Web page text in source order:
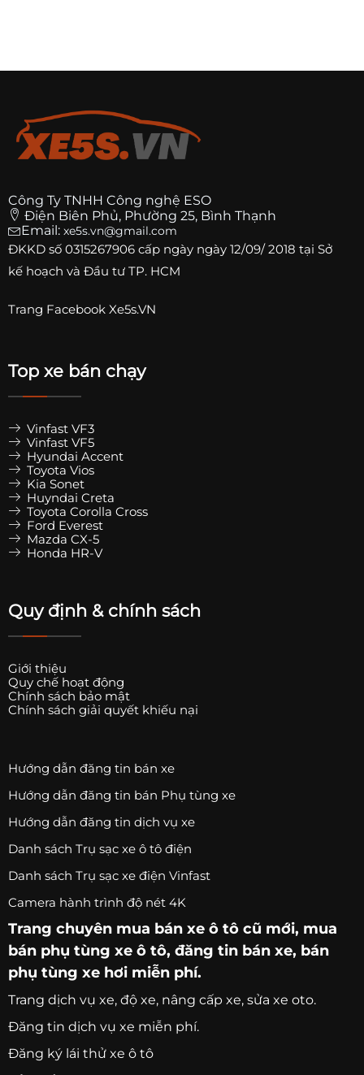
Công Ty TNHH Công nghệ ESO
Điện Biên Phủ, Phường 25, Bình Thạnh
Email: xe5s.vn@gmail.com
ĐKKD số 0315267906 cấp ngày ngày 12/09/ 2018 tại Sở
kế hoạch và Đầu tư TP. HCM
Trang Facebook Xe5s.VN
Top xe bán chạy
Vinfast VF3
Vinfast VF5
Hyundai Accent
Toyota Vios
Kia Sonet
Huyndai Creta
Toyota Corolla Cross
Ford Everest
Mazda CX-5
Honda HR-V
Quy định & chính sách
Giới thiệu
Quy chế hoạt động
Chính sách bảo mật
Chính sách giải quyết khiếu nại
Hướng dẫn đăng tin bán xe
Hướng dẫn đăng tin bán Phụ tùng xe
Hướng dẫn đăng tin dịch vụ xe
Danh sách Trụ sạc xe ô tô điện
Danh sách Trụ sạc xe điện Vinfast
Camera hành trình độ nét 4K
Trang chuyên mua bán xe ô tô cũ mới, mua
bán phụ tùng xe ô tô, đăng tin bán xe, bán
phụ tùng xe hơi miễn phí.
Trang dịch vụ xe, độ xe, nâng cấp xe, sửa xe oto.
Đăng tin dịch vụ xe miễn phí.
Đăng ký lái thử xe ô tô